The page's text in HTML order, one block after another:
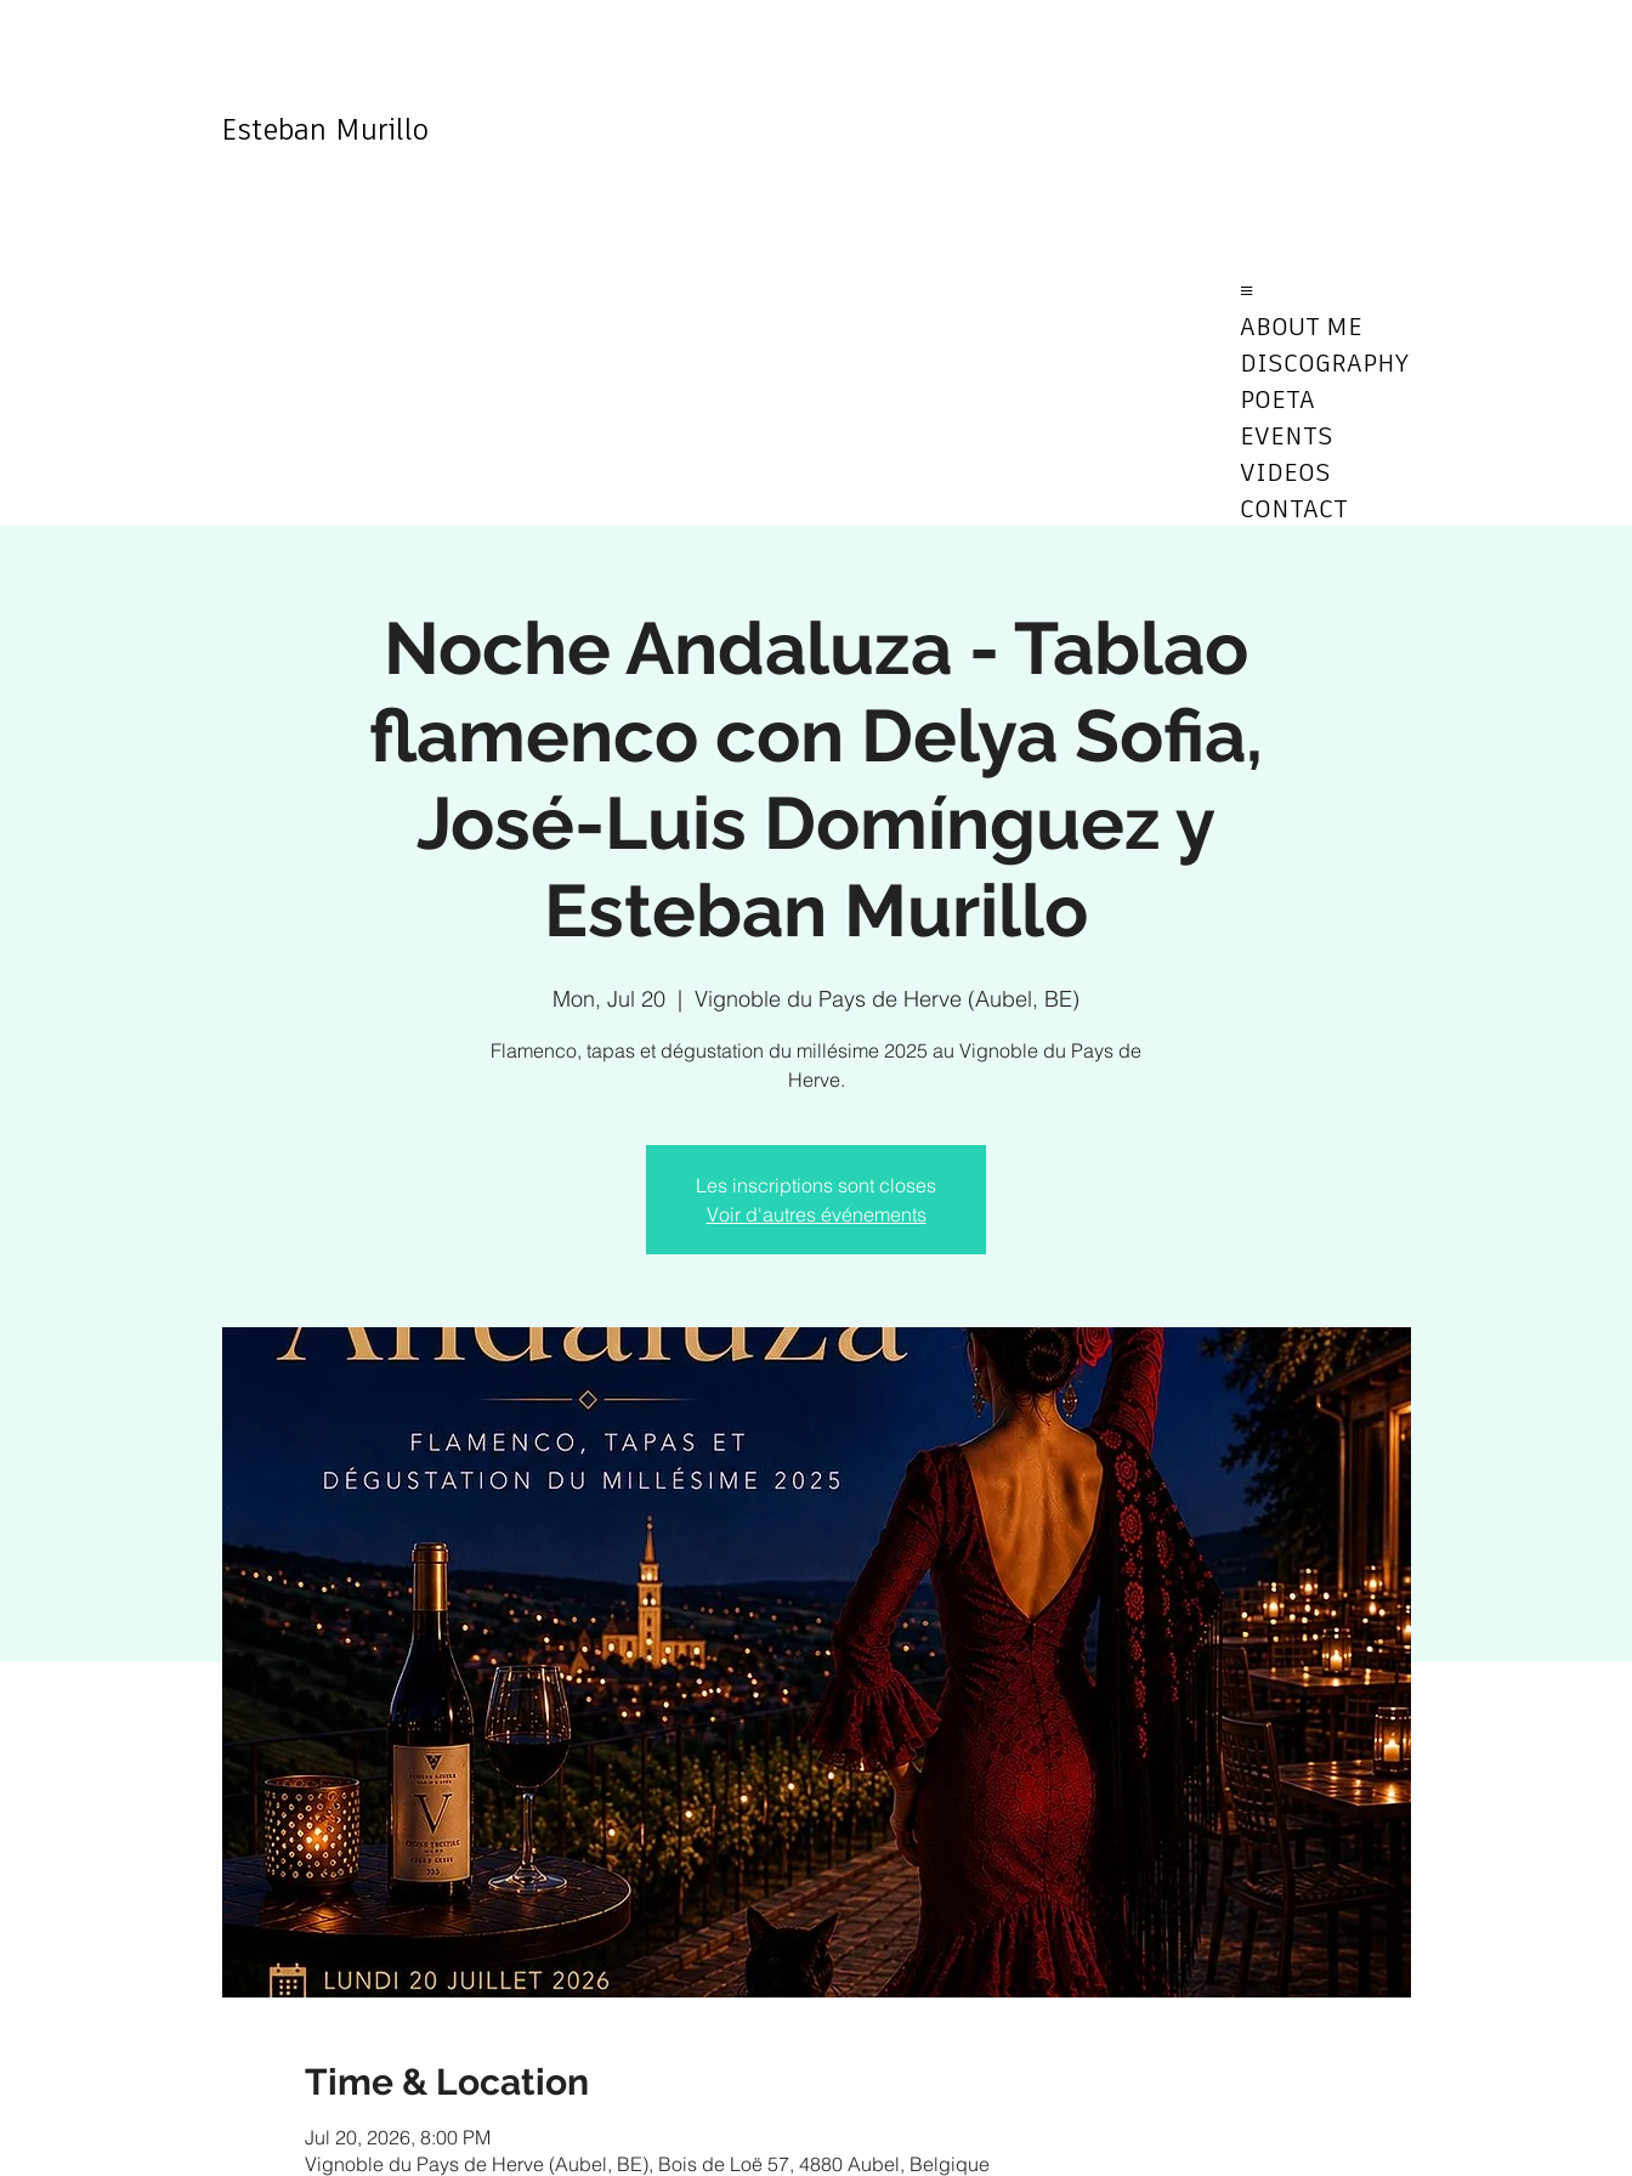
Esteban Murillo
≡
ABOUT ME
DISCOGRAPHY
POETA
EVENTS
VIDEOS
CONTACT
Noche Andaluza - Tablao
flamenco con Delya Sofia,
José-Luis Domínguez y
Esteban Murillo
Mon, Jul 20
  |
Vignoble du Pays de Herve (Aubel, BE)
Flamenco, tapas et dégustation du millésime 2025 au Vignoble du Pays de
Herve.
Les inscriptions sont closes
Voir d'autres événements
Time & Location
Jul 20, 2026, 8:00 PM
Vignoble du Pays de Herve (Aubel, BE), Bois de Loë 57, 4880 Aubel, Belgique